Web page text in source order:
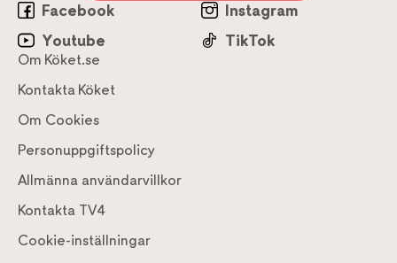
Facebook
Instagram
Youtube
TikTok
Om Köket.se
Kontakta Köket
Om Cookies
Personuppgiftspolicy
Allmänna användarvillkor
Kontakta TV4
Cookie-inställningar